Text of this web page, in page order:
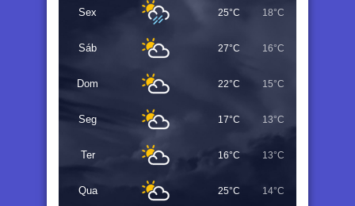
Sex 25°C 18°C
Sáb 27°C 16°C
Dom 22°C 15°C
Seg 17°C 13°C
Ter 16°C 13°C
Qua 25°C 14°C